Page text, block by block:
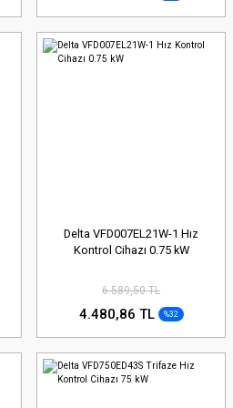
Delta VFD007EL21W-1 Hız
Kontrol Cihazı 0.75 kW
6.589,50 TL
4.480,86 TL %32